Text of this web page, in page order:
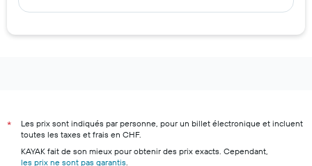
Hôtels à Vancouver
Hôtels à S'Arenal
Hôtels à Monthey
*
Les prix sont indiqués par personne, pour un billet électronique et incluent
toutes les taxes et frais en CHF.
KAYAK fait de son mieux pour obtenir des prix exacts. Cependant,
les prix ne sont pas garantis.